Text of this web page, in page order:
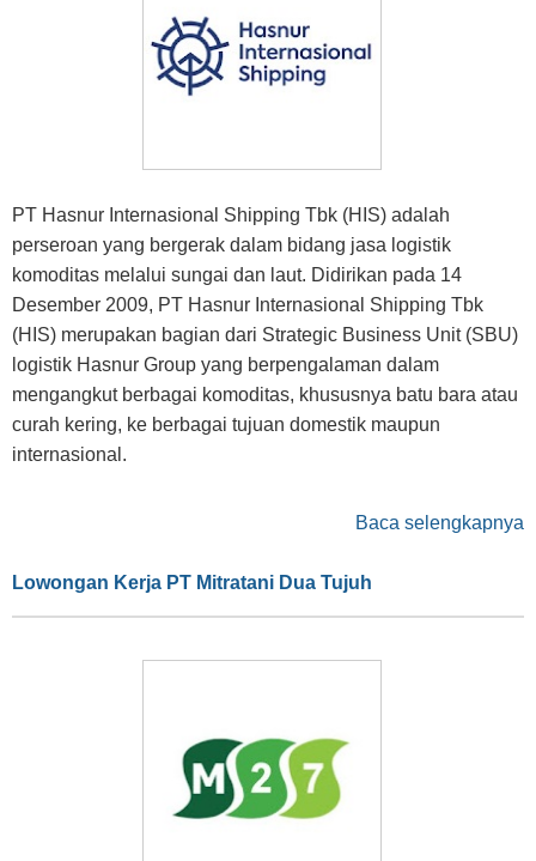
PT Hasnur Internasional Shipping Tbk (HIS) adalah
perseroan yang bergerak dalam bidang jasa logistik
komoditas melalui sungai dan laut. Didirikan pada 14
Desember 2009, PT Hasnur Internasional Shipping Tbk
(HIS) merupakan bagian dari Strategic Business Unit (SBU)
logistik Hasnur Group yang berpengalaman dalam
mengangkut berbagai komoditas, khususnya batu bara atau
curah kering, ke berbagai tujuan domestik maupun
internasional.
Baca selengkapnya
Lowongan Kerja PT Mitratani Dua Tujuh